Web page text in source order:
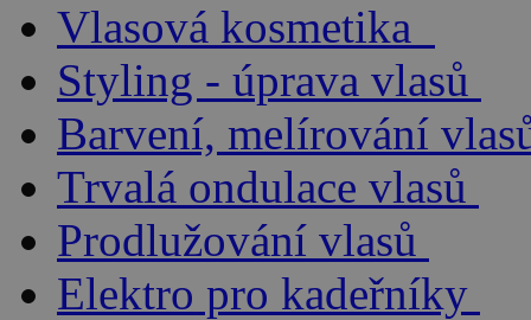
Vlasová kosmetika
Styling - úprava vlasů
Barvení, melírování
Trvalá ondulace vlasů
Prodlužování vlasů
Elektro pro kadeřníky